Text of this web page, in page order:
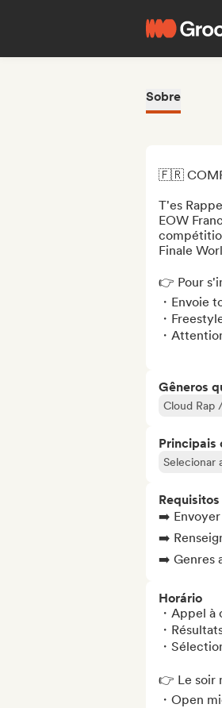
Sobre
🇫🇷
T'es
EOW
Finale
👉 Pour
・Envoie
・
・
Gêneros
Cloud Rap
Principais
Selecionar
➡️ Envoyer
➡️
➡️ Genres
Horário
・Appel
・
・
👉 Le soir
・Open